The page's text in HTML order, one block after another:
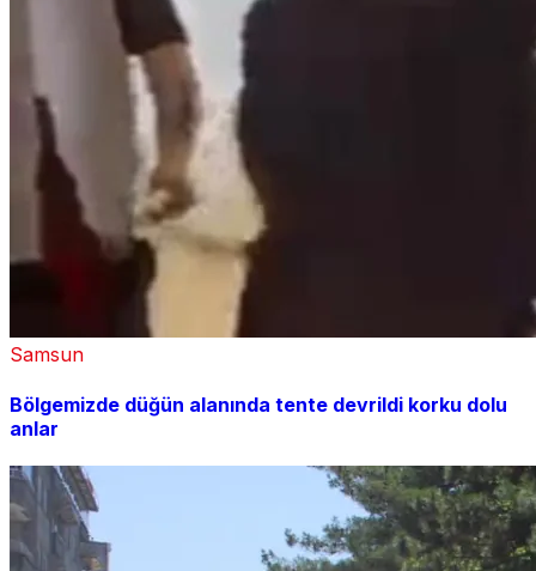
Samsun
Bölgemizde düğün alanında tente devrildi korku dolu
anlar